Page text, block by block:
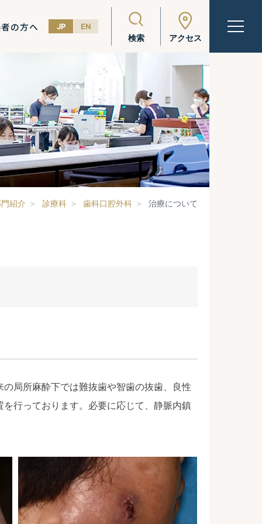
の方へ JP EN
検索 アクセス
紹介 診療科 歯科口腔外科 治療について
局所麻酔下では難抜歯や智歯の抜歯、良性
行っております。必要に応じて、静脈内鎮